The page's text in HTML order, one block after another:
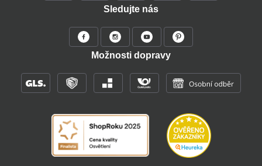
Sledujte nás
Možnosti dopravy